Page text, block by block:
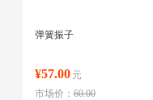
弹簧振子
¥57.00 元
市场价：60.00